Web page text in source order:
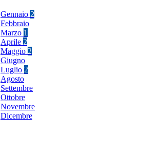
Gennaio 2
Febbraio
Marzo 1
Aprile 2
Maggio 2
Giugno
Luglio 2
Agosto
Settembre
Ottobre
Novembre
Dicembre